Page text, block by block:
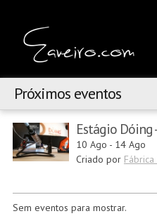
Próximos eventos
Estágio Dóing
10 Ago - 14 Ago
Criado por
Sem eventos para mostrar.